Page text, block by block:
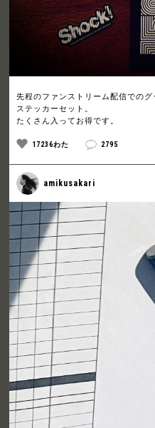
先程のファンストリーム配信でのグ
ステッカーセット。
たくさん入ってお得です。
17236わた 2795
amikusakari